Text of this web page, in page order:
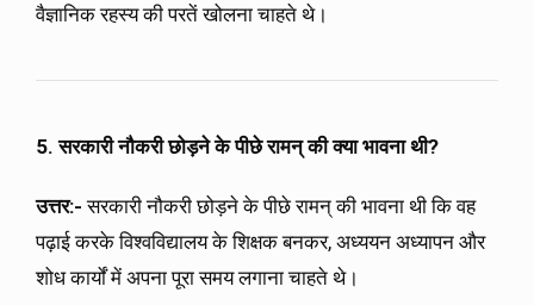
वैज्ञानिक रहस्य की परतें खोलना चाहते थे।
5. सरकारी नौकरी छोड़ने के पीछे रामन् की क्या भावना थी?
उत्तर:-सरकारी नौकरी छोड़ने के पीछे रामन् की भावना थी कि वह
पढ़ाई करके विश्वविद्यालय के शिक्षक बनकर, अध्ययन अध्यापन और
शोध कार्यों में अपना पूरा समय लगाना चाहते थे।